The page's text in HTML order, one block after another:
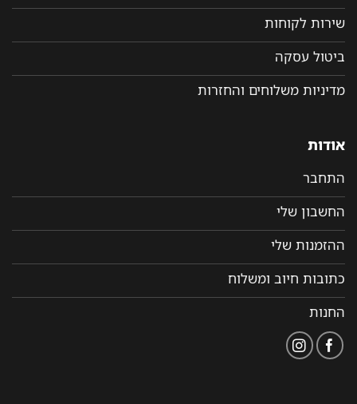
שירות לקוחות
ביטול עסקה
מדיניות משלוחים והחזרות
אודות
התחבר
החשבון שלי
ההזמנות שלי
כתובות חיוב ומשלוח
החנות